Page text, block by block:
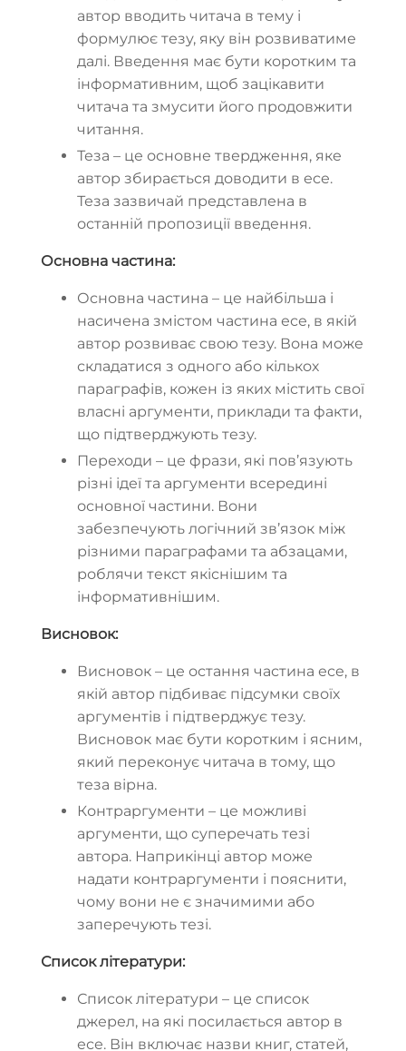
автор вводить читача в тему і
формулює тезу, яку він розвиватиме
далі. Введення має бути коротким та
інформативним, щоб зацікавити
читача та змусити його продовжити
читання.
Теза – це основне твердження, яке
автор збирається доводити в есе.
Теза зазвичай представлена в
останній пропозиції введення.
Основна частина:
Основна частина – це найбільша і
насичена змістом частина есе, в якій
автор розвиває свою тезу. Вона може
складатися з одного або кількох
параграфів, кожен із яких містить свої
власні аргументи, приклади та факти,
що підтверджують тезу.
Переходи – це фрази, які пов’язують
різні ідеї та аргументи всередині
основної частини. Вони
забезпечують логічний зв’язок між
різними параграфами та абзацами,
роблячи текст якіснішим та
інформативнішим.
Висновок:
Висновок – це остання частина есе, в
якій автор підбиває підсумки своїх
аргументів і підтверджує тезу.
Висновок має бути коротким і ясним,
який переконує читача в тому, що
теза вірна.
Контраргументи – це можливі
аргументи, що суперечать тезі
автора. Наприкінці автор може
надати контраргументи і пояснити,
чому вони не є значимими або
заперечують тезі.
Список літератури:
Список літератури – це список
джерел, на які посилається автор в
есе. Він включає назви книг, статей,